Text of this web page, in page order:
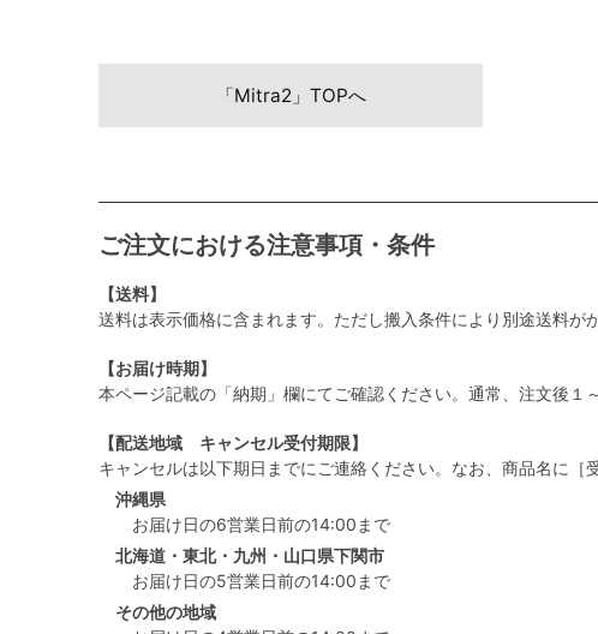
「Mitra2」TOPへ
ご注文における注意事項・条件
【送料】
送料は表示価格に含まれます。ただし搬入条件により別途送料が
【お届け時期】
本ページ記載の「納期」欄にてご確認ください。通常、注文後１
【配送地域 キャンセル受付期限】
キャンセルは以下期日までにご連絡ください。なお、商品名に［
沖縄県
お届け日の6営業日前の14:00まで
北海道・東北・九州・山口県下関市
お届け日の5営業日前の14:00まで
その他の地域